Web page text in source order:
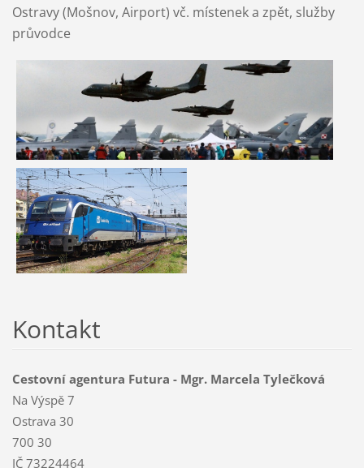
Ostravy (Mošnov, Airport) vč. místenek a zpět, služby
průvodce
Kontakt
Cestovní agentura Futura - Mgr. Marcela Tylečková
Na Výspě 7
Ostrava 30
700 30
IČ 73224464